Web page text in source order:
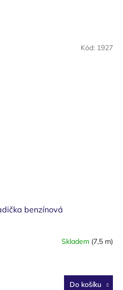
benzínová
Skladem (7,5 m)
Do košíku
Kód: 1927